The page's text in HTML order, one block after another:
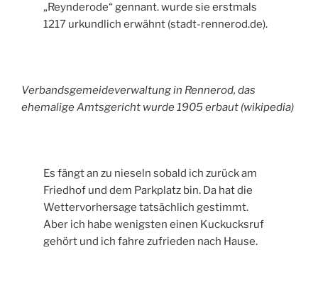
„Reynderode“ gennant. wurde sie erstmals
1217 urkundlich erwähnt (stadt-rennerod.de).
Verbandsgemeideverwaltung in Rennerod, das
ehemalige Amtsgericht wurde 1905 erbaut (wikipedia)
Es fängt an zu nieseln sobald ich zurück am
Friedhof und dem Parkplatz bin. Da hat die
Wettervorhersage tatsächlich gestimmt.
Aber ich habe wenigsten einen Kuckucksruf
gehört und ich fahre zufrieden nach Hause.